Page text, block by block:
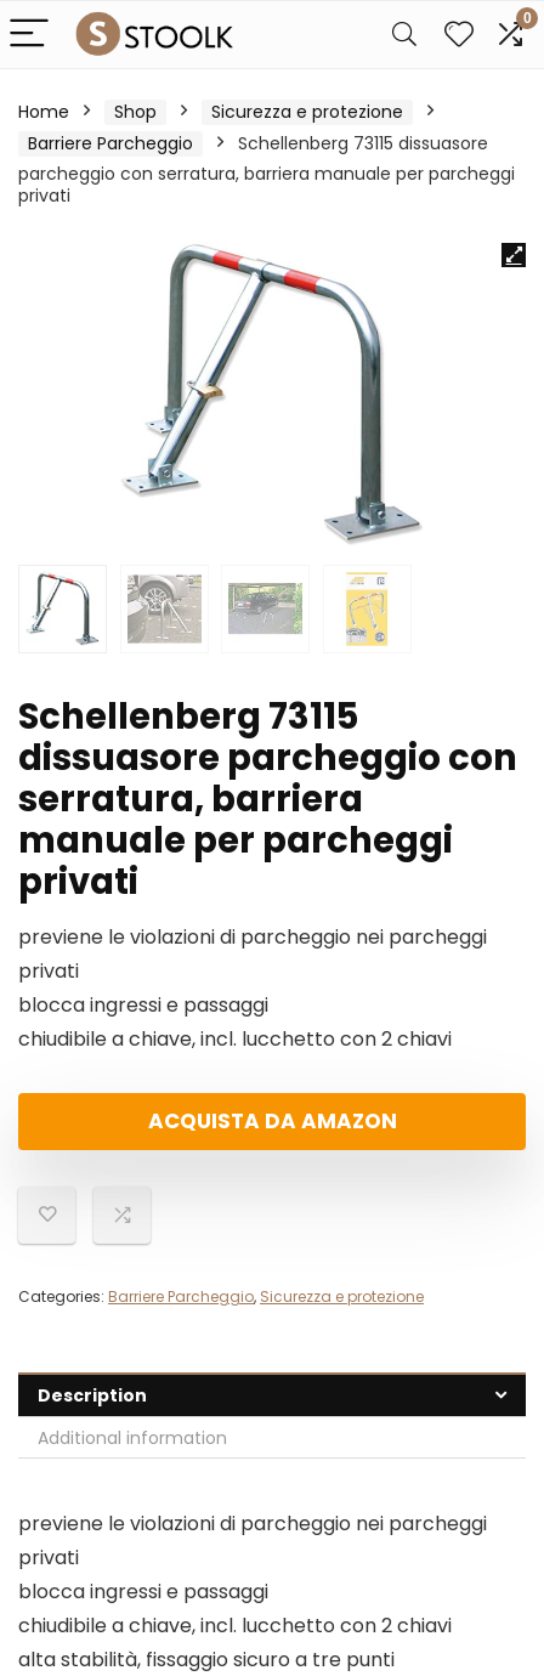
0
Home Shop
Sicurezza e protezione
Barriere Parcheggio
Schellenberg 73115 dissuasore
parcheggio con serratura, barriera manuale per parcheggi
privati
Schellenberg 73115
dissuasore parcheggio con
serratura, barriera
manuale per parcheggi
privati
previene le violazioni di parcheggio nei parcheggi
privati
blocca ingressi e passaggi
chiudibile a chiave, incl. lucchetto con 2 chiavi
ACQUISTA DA AMAZON
Categories: Barriere Parcheggio, Sicurezza e protezione
Description
Additional information
previene le violazioni di parcheggio nei parcheggi
privati
blocca ingressi e passaggi
chiudibile a chiave, incl. lucchetto con 2 chiavi
alta stabilità, fissaggio sicuro a tre punti